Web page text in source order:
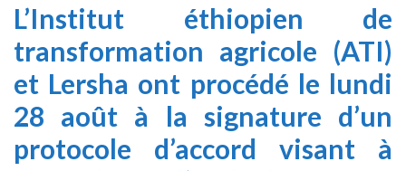
L’Institut éthiopien de
transformation agricole (ATI)
et Lersha ont procédé le lundi
28 août à la signature d’un
protocole d’accord visant à